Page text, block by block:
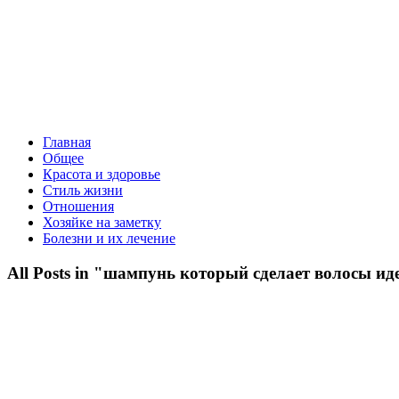
Главная
Общее
Красота и здоровье
Стиль жизни
Отношения
Хозяйке на заметку
Болезни и их лечение
All Posts in "шампунь который сделает волосы